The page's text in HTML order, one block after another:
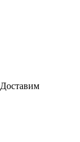
Доставим